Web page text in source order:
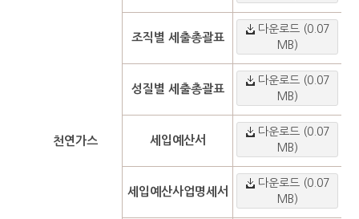
천연가스
조직별 세출총괄표
다운로드 (0.07
MB)
성질별 세출총괄표
다운로드 (0.07
MB)
세입예산서
다운로드 (0.07
MB)
세입예산사업명세서
다운로드 (0.07
MB)